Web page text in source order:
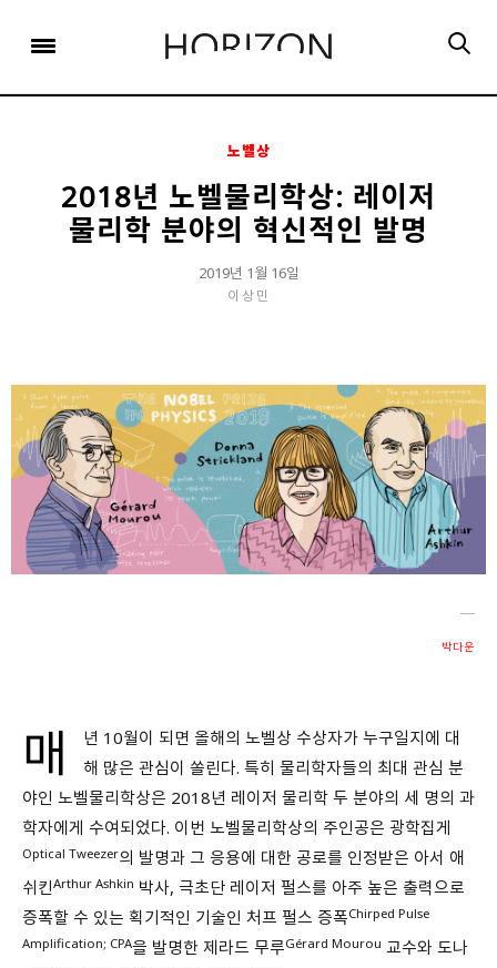
노벨상
2018년 노벨물리학상: 레이저
물리학 분야의 혁신적인 발명
2019년 1월 16일
이상민
박다운
매
년 10월이 되면 올해의 노벨상 수상자가 누구일지에 대
해 많은 관심이 쏠린다. 특히 물리학자들의 최대 관심 분
야인 노벨물리학상은 2018년 레이저 물리학 두 분야의 세 명의 과
학자에게 수여되었다. 이번 노벨물리학상의 주인공은 광학집게
Optical Tweezer의 발명과 그 응용에 대한 공로를 인정받은 아서 애
쉬킨Arthur Ashkin 박사, 극초단 레이저 펄스를 아주 높은 출력으로
증폭할 수 있는 획기적인 기술인 처프 펄스 증폭Chirped Pulse
Amplification; CPA을 발명한 제라드 무루Gérard Mourou 교수와 도나
x
로그인
소셜 계정으로 로그인할 수 있습니다.
비밀번호 찾기
보내기
SIGN UP
회원 가입을 통해 더 많은 정보를 받아보세요.
01
회원정보입력
02
이메일 인증
03
가입완료
입력하신 이메일 주소
발송된 인증 메일에서 링크를 통해
회원 가입을 완료해 주세요.
SIGN UP
회원정보입력
02
이메일 인증 가입완료
이메일 인증이 완료되었습니다.
가입하신 이메일 주소로 로그인 후 서비스를 이용해주세요.
SIGN UP
회원 가입을 통해 더 많은 정보를 받아보세요.
01
회원정보입력
02
이메일 인증
03
가입완료
8자 이상의 영문자와 숫자 조합으로 작성해 주세요.
회원가입 약관 동의 상세보기
개인정보의 수집 및 이용 안내 동의 상세보기